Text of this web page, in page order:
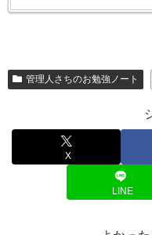
管理人さちのお勉強ノート
X
LINE